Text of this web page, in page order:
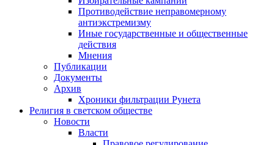
Противодействие неправомерному
антиэкстремизму
Иные государственные и общественные
действия
Мнения
Публикации
Документы
Архив
Хроники фильтрации Рунета
Религия в светском обществе
Новости
Власти